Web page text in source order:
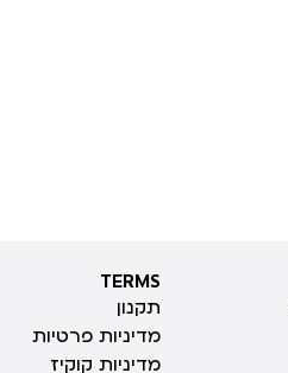
TERMS
TERMS
תקנון
מדיניות פרטיות
מדיניות קוקיז